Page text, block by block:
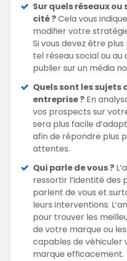
Sur quels réseaux
cité ?Cela vous
modifier votre
Si vous devez être
tel réseau social ou
publier sur un média
Quels sont les
entreprise ? En
vos prospects sur
sera plus facile
afin de répondre plus
attentes.
Qui parle de vous ?
ressortir l’identité des
parlent de vous et
leurs interventions.
pour trouver les
de votre marque ou
capables de véhiculer
marque efficacement.